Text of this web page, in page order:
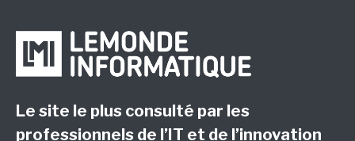
Le site le plus consulté par les
professionnels de l’IT et de l’innovation